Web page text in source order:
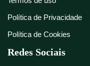
Política de Privacidade
Política de Cookies
Redes Sociais